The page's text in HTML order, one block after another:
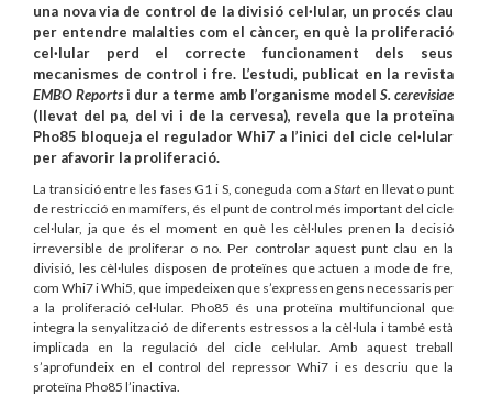
una nova via de control de la divisió cel·lular, un procés clau
per entendre malalties com el càncer, en què la proliferació
cel·lular perd el correcte funcionament dels seus
mecanismes de control i fre. L’estudi, publicat en la revista
EMBO Reports i dur a terme amb l’organisme model S. cerevisiae
(llevat del pa, del vi i de la cervesa), revela que la proteïna
Pho85 bloqueja el regulador Whi7 a l’inici del cicle cel·lular
per afavorir la proliferació.
La transició entre les fases G1 i S, coneguda com aStart en llevat o punt
de restricció en mamífers, és el punt de control més important del cicle
cel·lular, ja que és el moment en què les cèl·lules prenen la decisió
irreversible de proliferar o no. Per controlar aquest punt clau en la
divisió, les cèl·lules disposen de proteïnes que actuen a mode de fre,
com Whi7 i Whi5, que impedeixen que s’expressen gens necessaris per
a la proliferació cel·lular. Pho85 és una proteïna multifuncional que
integra la senyalització de diferents estressos a la cèl·lula i també està
implicada en la regulació del cicle cel·lular. Amb aquest treball
s’aprofundeix en el control del repressor Whi7 i es descriu que la
proteïna Pho85 l’inactiva.